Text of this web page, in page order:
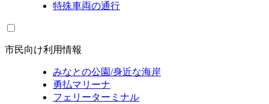
特殊車両の通行
市民向け利用情報
みなとの公園/身近な海岸
勇払マリーナ
フェリーターミナル